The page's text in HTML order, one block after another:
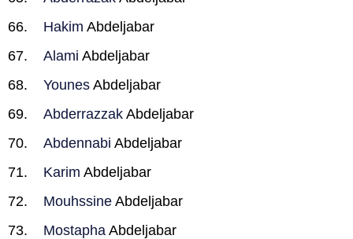
Hakim Abdeljabar
Alami Abdeljabar
Younes Abdeljabar
Abderrazzak Abdeljabar
Abdennabi Abdeljabar
Karim Abdeljabar
Mouhssine Abdeljabar
Mostapha Abdeljabar